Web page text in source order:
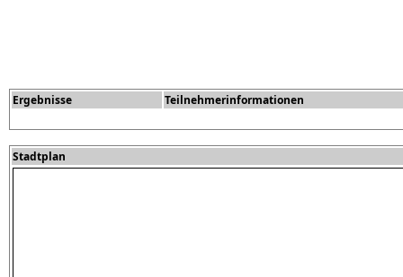
Ergebnisse Teilnehmerinformationen
Stadtplan